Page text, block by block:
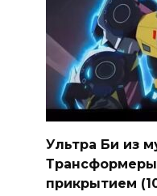
Ультра Би из
прикрытием